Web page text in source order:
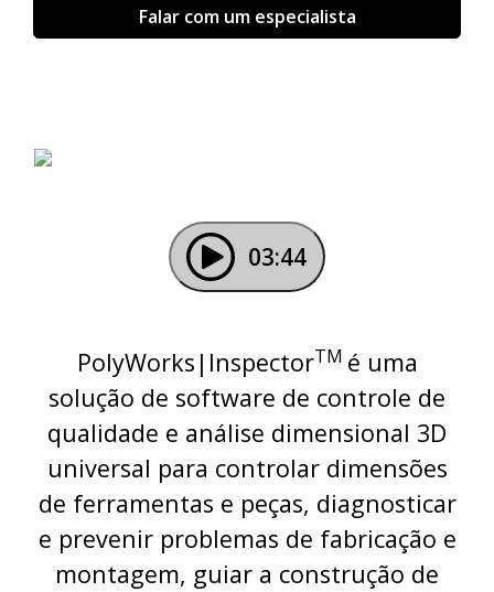
Falar com um especialista
03:44
PolyWorks|InspectorTM é uma
solução de software de controle de
qualidade e análise dimensional 3D
universal para controlar dimensões
de ferramentas e peças, diagnosticar
e prevenir problemas de fabricação e
montagem, guiar a construção de